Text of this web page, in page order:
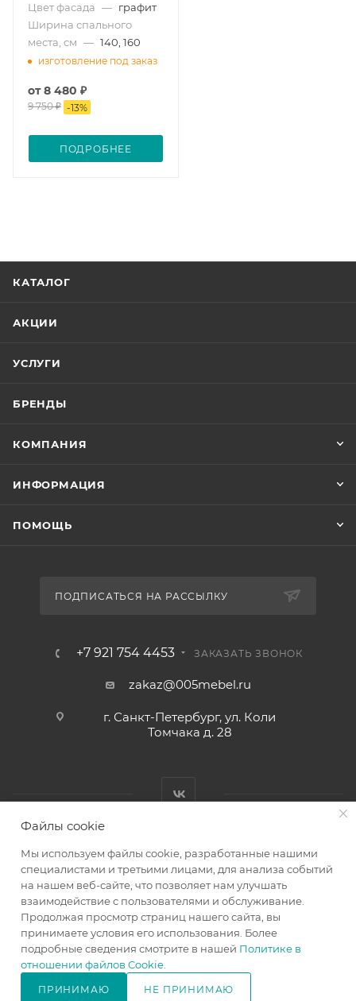
Цвет фасада — графит
Ширина спального
места, см — 140, 160
изготовление под заказ
от8 480 ₽
9 750 ₽ -13%
ПОДРОБНЕЕ
КАТАЛОГ
АКЦИИ
УСЛУГИ
БРЕНДЫ
КОМПАНИЯ
ИНФОРМАЦИЯ
ПОМОЩЬ
ПОДПИСАТЬСЯ НА РАССЫЛКУ
+7 921 754 4453 ЗАКАЗАТЬ ЗВОНОК
zakaz@005mebel.ru
г. Санкт-Петербург, ул. Коли
Томчака д. 28
Интернет магазин мебели в Санкт-Петербурге © 2000-2026
г.
Файлы cookie
Мы используем файлы cookie, разработанные нашими
специалистами и третьими лицами, для анализа событий
на нашем веб-сайте, что позволяет нам улучшать
взаимодействие с пользователями и обслуживание.
Продолжая просмотр страниц нашего сайта, вы
принимаете условия его использования. Более
подробные сведения смотрите в нашей Политике в
отношении файлов Cookie
ПРИНИМАЮ НЕ ПРИНИМАЮ